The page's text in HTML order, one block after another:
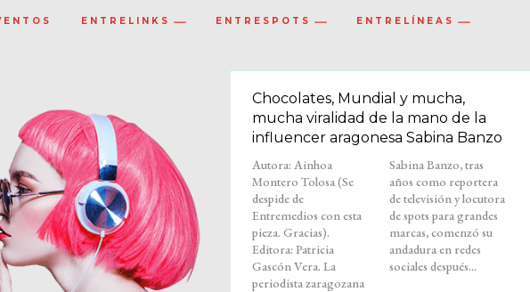
ENTRELINKS ENTRESPOTS ENTRELÍNEAS
Chocolates, Mundial y mucha,
mucha viralidad de la mano de la
influencer aragonesa Sabina Banzo
Autora: Ainhoa
Montero Tolosa (Se
despide de
Entremedios con esta
pieza. Gracias).
Editora: Patricia
Gascón Vera. La
periodista zaragozana
Sabina Banzo, tras
años como reportera
de televisión y locutora
de spots para grandes
marcas, comenzó su
andadura en redes
sociales después...